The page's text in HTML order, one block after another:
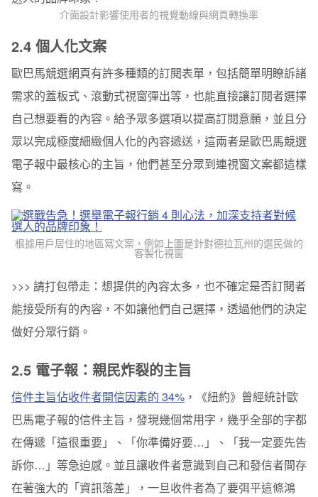
介面設計影響使用者的視覺動線與網頁轉換率
2.4 個人化文案
歐巴馬競選網頁有許多種類的訂閱表單，包括簡單明瞭訴諸
需求的蓋板式、滾動式視窗彈出等，也能直接讓訂閱者選擇
自己想要看的內容。給予眾多選項以提高訂閱意願，並且分
眾以完成極度細緻個人化的內容遞送，這兩者是歐巴馬競選
電子報中最核心的主旨，他們甚至分眾到連視窗文案都這樣
寫。
根據用戶居住的地區寫文案，例如上圖是針對德拉瓦州的選民做的
客製化視窗
>>> 請打包帶走： 想提供的內容太多，也不確定是否訂閱者
能接受所有的內容，不如讓他們自己選擇，透過他們的決定
做好分眾行銷。
2.5 電子報：親民炸裂的主旨
信件主旨佔收件者開信因素的 34% ，《紐約》曾經統計歐
巴馬電子報的信件主旨，發現幾個常用字，幾乎全部的字都
在傳遞「這很重要」、「你準備好要…」、「我一定要先告
訴你…」等急迫感。並且讓收件者意識到自己和發信者間存
在著強大的「資訊落差」，一旦收件者為了要弭平這條鴻